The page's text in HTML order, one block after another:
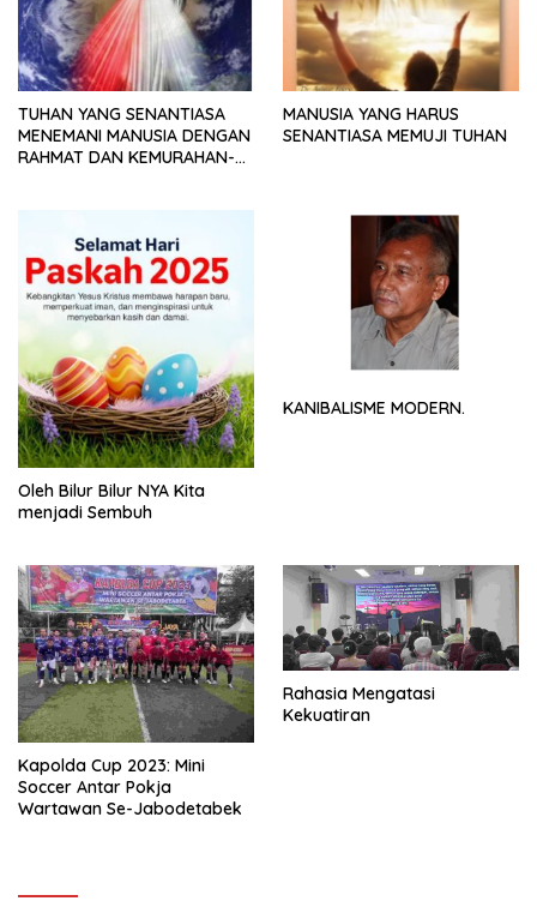
TUHAN YANG SENANTIASA
MENEMANI MANUSIA DENGAN
RAHMAT DAN KEMURAHAN-
MANUSIA YANG HARUS
SENANTIASA MEMUJI TUHAN
Oleh Bilur Bilur NYA Kita
menjadi Sembuh
KANIBALISME MODERN.
Kapolda Cup 2023: Mini
Soccer Antar Pokja
Wartawan Se-Jabodetabek
Rahasia Mengatasi
Kekuatiran